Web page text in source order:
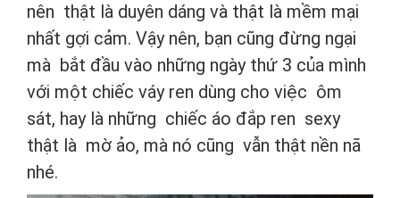
nên thật là duyên dáng và thật là mềm mại
nhất gợi cảm. Vậy nên, bạn cũng đừng ngại
mà bắt đầu vào những ngày thứ 3 của mình
với một chiếc váy ren dùng cho việc ôm
sát, hay là những chiếc áo đắp ren sexy
thật là mờ ảo, mà nó cũng vẫn thật nền nã
nhé.